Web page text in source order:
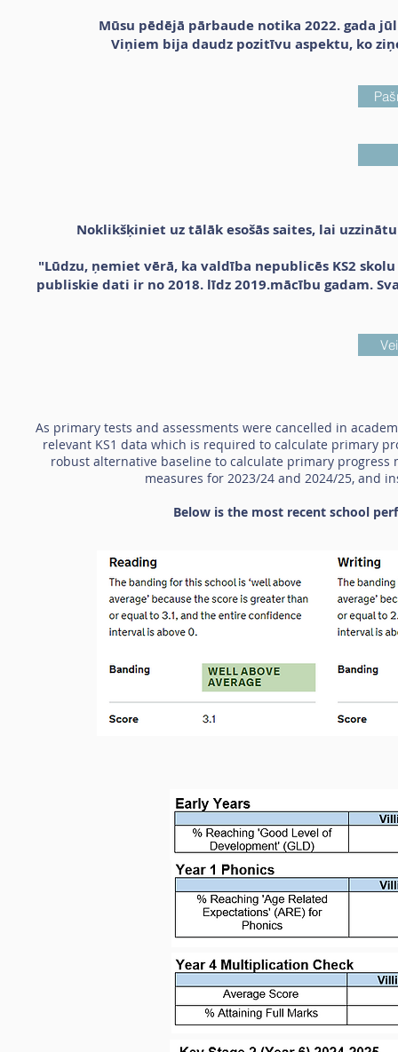
Mūsu pēdējā pārbaude notika 2022. gada
Viņiem bija daudz pozitīvu aspektu, ko
Noklikšķiniet uz tālāk esošās saites, lai
"Lūdzu, ņemiet vērā, ka valdība nepublicēs KS2
publiskie dati ir no 2018. līdz 2019.mācību gadam.
As primary tests and assessments were cancelled in
relevant KS1 data which is required to calculate primary
robust alternative baseline to calculate primary
measures for 2023/24 and 2024/25, and
Below is the most recent school